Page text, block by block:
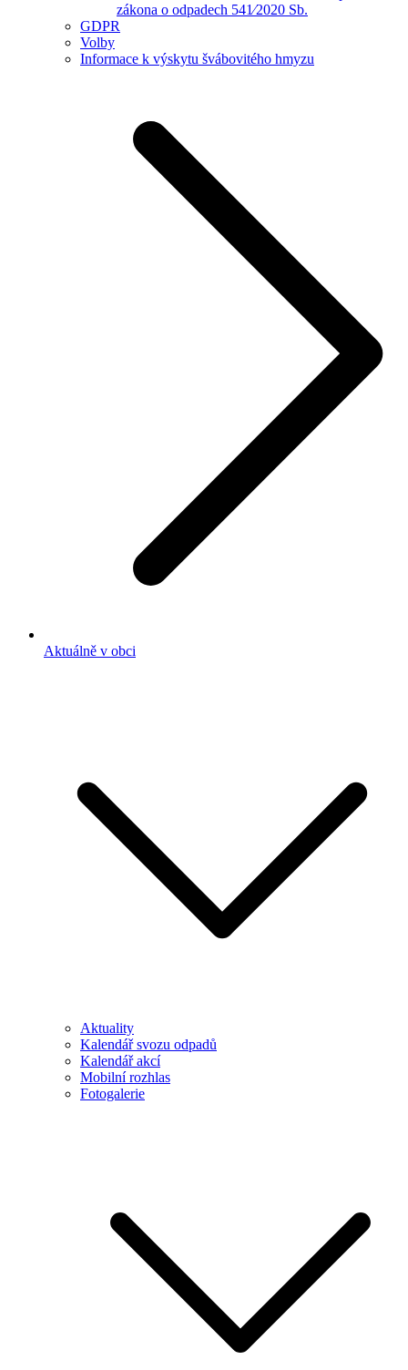
zákona o odpadech 541⁄2020 Sb.
GDPR
Volby
Informace k výskytu švábovitého hmyzu
Aktuálně v obci
Aktuality
Kalendář svozu odpadů
Kalendář akcí
Mobilní rozhlas
Fotogalerie